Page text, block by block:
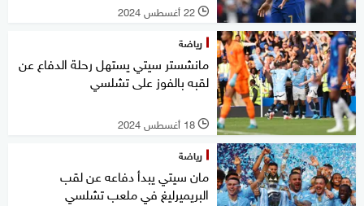
l 22 أغسطس 2024
رياضة
مانشستر سيتي يستهل رحلة الدفاع عن
لقبه بالفوز على تشلسي
l 18 أغسطس 2024
رياضة
مان سيتي يبدأ دفاعه عن لقب
البريميرليغ في ملعب تشلسي